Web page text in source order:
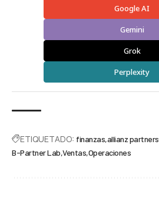
Google AI
Gemini
Grok
Perplexity
ETIQUETADO: finanzas allianz partners
B-Partner Lab Ventas Operaciones